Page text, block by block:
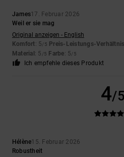
James17. Februar 2026
Weil er sie mag
Original anzeigen - English
Komfort: 5/5 Preis-Leistungs-Verhältnis
Material : 5 /5 Farbe: 5/5
Ich empfehle dieses Produkt
4/5
Hélène15. Februar 2026
Robustheit